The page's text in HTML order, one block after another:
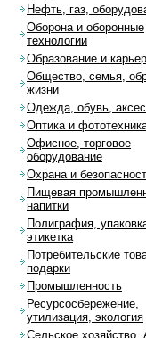
Нефть, газ,
Оборона и оборонные
технологии
Образование и
Общество, семья,
жизни
Одежда, обувь,
Оптика и
Офисное, торговое
оборудование
Охрана и
Пищевая
напитки
Полиграфия,
этикетка
Потребительские
подарки
Промышленность
Ресурсосбережение,
утилизация, экология
Сельское